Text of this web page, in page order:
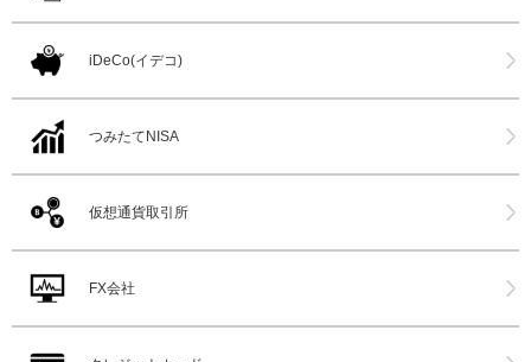
iDeCo(イデコ)
つみたてNISA
仮想通貨取引所
FX会社